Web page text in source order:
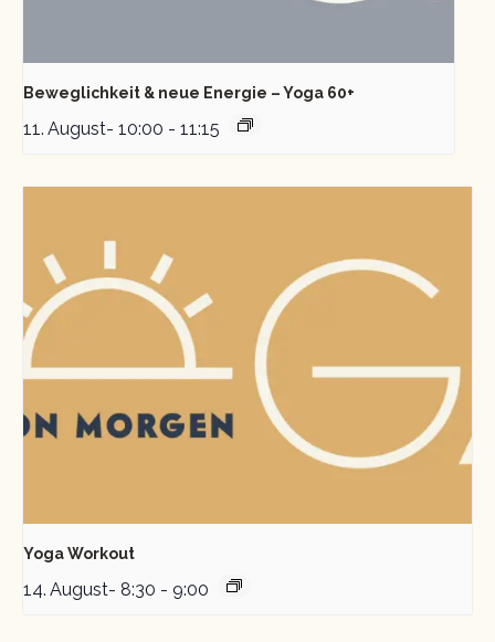
Beweglichkeit & neue Energie – Yoga 60+
11. August- 10:00 - 11:15
Yoga Workout
14. August- 8:30 - 9:00